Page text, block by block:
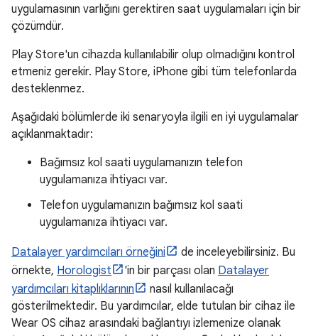
uygulamasının varlığını gerektiren saat uygulamaları için bir
çözümdür.
Play Store'un cihazda kullanılabilir olup olmadığını kontrol
etmeniz gerekir. Play Store, iPhone gibi tüm telefonlarda
desteklenmez.
Aşağıdaki bölümlerde iki senaryoyla ilgili en iyi uygulamalar
açıklanmaktadır:
Bağımsız kol saati uygulamanızın telefon
uygulamanıza ihtiyacı var.
Telefon uygulamanızın bağımsız kol saati
uygulamanıza ihtiyacı var.
Datalayer yardımcıları örneğini
de inceleyebilirsiniz. Bu
örnekte, Horologist 'in bir parçası olan Datalayer
yardımcıları kitaplıklarının
nasıl kullanılacağı
gösterilmektedir. Bu yardımcılar, elde tutulan bir cihaz ile
Wear OS cihaz arasındaki bağlantıyı izlemenize olanak